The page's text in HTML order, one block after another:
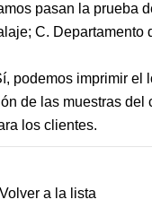
pasan la prueba
C.
podemos imprimir
de las muestras
los clientes.
Volver a la lista